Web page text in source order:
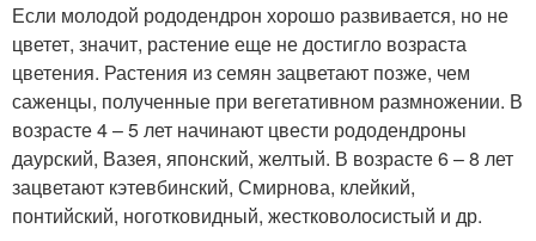
Если молодой рододендрон хорошо развивается, но не
цветет, значит, растение еще не достигло возраста
цветения. Растения из семян зацветают позже, чем
саженцы, полученные при вегетативном размножении. В
возрасте 4 – 5 лет начинают цвести рододендроны
даурский, Вазея, японский, желтый. В возрасте 6 – 8 лет
зацветают кэтевбинский, Смирнова, клейкий,
понтийский, ноготковидный, жестковолосистый и др.